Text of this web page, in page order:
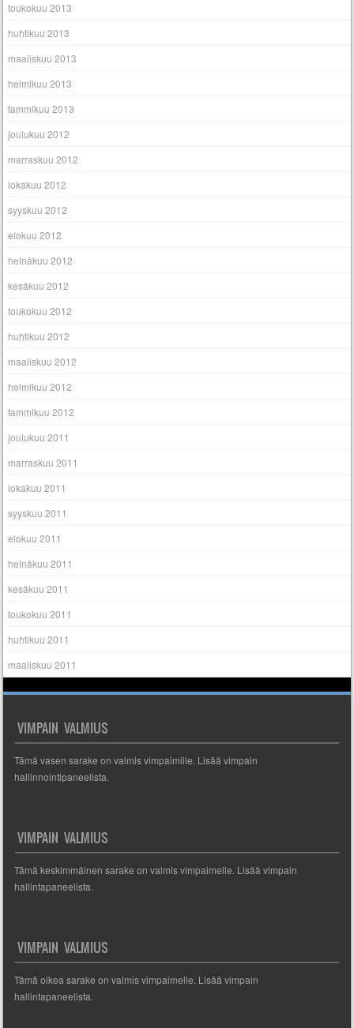
toukokuu 2013
huhtikuu 2013
maaliskuu 2013
helmikuu 2013
tammikuu 2013
joulukuu 2012
marraskuu 2012
lokakuu 2012
syyskuu 2012
elokuu 2012
heinäkuu 2012
kesäkuu 2012
toukokuu 2012
huhtikuu 2012
maaliskuu 2012
helmikuu 2012
tammikuu 2012
joulukuu 2011
marraskuu 2011
lokakuu 2011
syyskuu 2011
elokuu 2011
heinäkuu 2011
kesäkuu 2011
toukokuu 2011
huhtikuu 2011
maaliskuu 2011
VIMPAIN VALMIUS
Tämä vasen sarake on valmis vimpaimille. Lisää vimpain
hallinnointipaneelista.
VIMPAIN VALMIUS
Tämä keskimmäinen sarake on valmis vimpaimelle. Lisää vimpain
hallintapaneelista.
VIMPAIN VALMIUS
Tämä oikea sarake on valmis vimpaimelle. Lisää vimpain
hallintapaneelista.